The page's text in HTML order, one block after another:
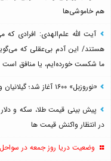
هم خاموشی‌ها
آیت الله علم‌الهدی: افرادی
ما شکست خورده‌ایم، یا منافق است
«نوروزبل» ۱۶۰۰ آغاز شد؛ گیلانیان وارد قرن هفدهم دیلمی شدند
در انتظار واکنش قیمت ها
وضعیت دریا روز جمعه در سواحل